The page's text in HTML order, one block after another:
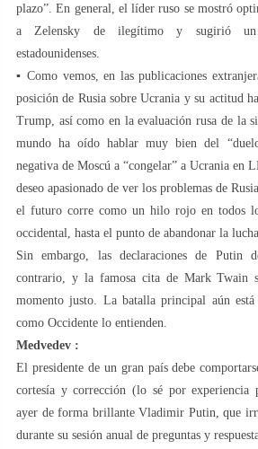
plazo”. En general, el líder ruso se mostró
a Zelensky de ilegítimo y sugirió un
estadounidenses.
▪️ Como vemos, en las publicaciones
posición de Rusia sobre Ucrania y su actitud
Trump, así como en la evaluación rusa de la
mundo ha oído hablar muy bien del
negativa de Moscú a “congelar” a Ucrania en
deseo apasionado de ver los problemas de
el futuro corre como un hilo rojo en todos
occidental, hasta el punto de abandonar la lucha.
Sin embargo, las declaraciones de Putin
contrario, y la famosa cita de Mark Twain
momento justo. La batalla principal aún
como Occidente lo entienden.
Medvedev :
El presidente de un gran país debe
cortesía y corrección (lo sé por experiencia
ayer de forma brillante Vladimir Putin, que
durante su sesión anual de preguntas y